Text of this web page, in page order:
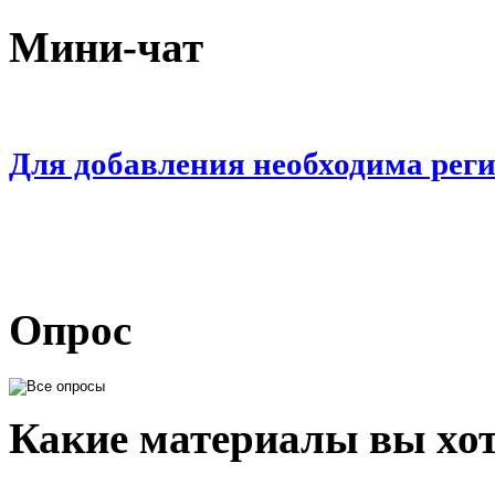
Мини-чат
Для добавления необходима
Опрос
Какие материалы вы